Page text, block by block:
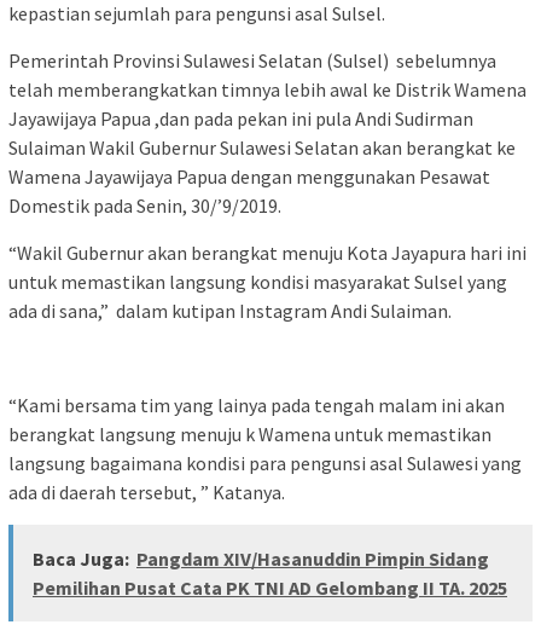
kepastian sejumlah para pengunsi asal Sulsel.
Pemerintah Provinsi Sulawesi Selatan (Sulsel) sebelumnya
telah memberangkatkan timnya lebih awal ke Distrik Wamena
Jayawijaya Papua ,dan pada pekan ini pula Andi Sudirman
Sulaiman Wakil Gubernur Sulawesi Selatan akan berangkat ke
Wamena Jayawijaya Papua dengan menggunakan Pesawat
Domestik pada Senin, 30/’9/2019.
“Wakil Gubernur akan berangkat menuju Kota Jayapura hari ini
untuk memastikan langsung kondisi masyarakat Sulsel yang
ada di sana,” dalam kutipan Instagram Andi Sulaiman.
“Kami bersama tim yang lainya pada tengah malam ini akan
berangkat langsung menuju k Wamena untuk memastikan
langsung bagaimana kondisi para pengunsi asal Sulawesi yang
ada di daerah tersebut, ” Katanya.
Baca Juga: Pangdam XIV/Hasanuddin Pimpin Sidang
Pemilihan Pusat Cata PK TNI AD Gelombang II TA. 2025